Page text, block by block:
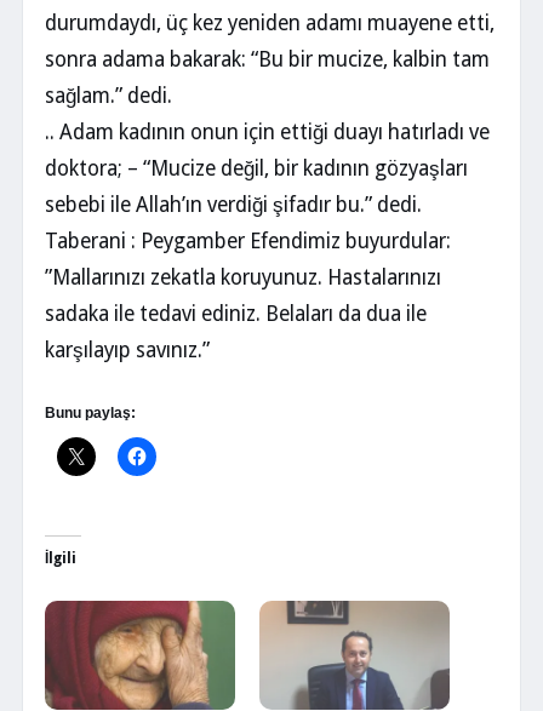
durumdaydı, üç kez yeniden adamı muayene etti,
sonra adama bakarak: “Bu bir mucize, kalbin tam
sağlam.” dedi.
.. Adam kadının onun için ettiği duayı hatırladı ve
doktora; – “Mucize değil, bir kadının gözyaşları
sebebi ile Allah’ın verdiği şifadır bu.” dedi.
Taberani : Peygamber Efendimiz buyurdular:
”Mallarınızı zekatla koruyunuz. Hastalarınızı
sadaka ile tedavi ediniz. Belaları da dua ile
karşılayıp savınız.”
Bunu paylaş:
İlgili